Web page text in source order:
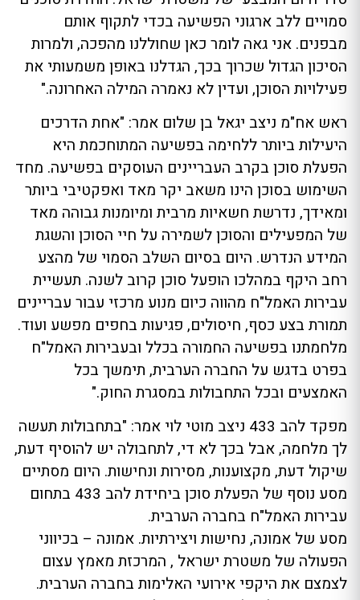
סמויים ללב ארגוני הפשיעה בכדי לתקוף אותם
מבפנים. אני גאה לומר כאן שחוללנו מהפכה, ולמרות
הסיכון הגדול שכרוך בכך, הגדלנו באופן משמעותי את
פעילויות הסוכן, ועדין לא נאמרה המילה האחרונה."
ראש אח"מ ניצב יגאל בן שלום אמר: "אחת הדרכים
היעילות ביותר ללחימה בפשיעה המתוחכמת היא
הפעלת סוכן בקרב העבריינים העוסקים בפשיעה. מחד
השימוש בסוכן הינו משאב יקר מאד ואפקטיבי ביותר
ומאידך, נדרשת חשאיות מרבית ומיומנות גבוהה מאד
של המפעילים והסוכן לשמירה על חיי הסוכן והשגת
המידע הנדרש. היום בסיום השלב הסמוי של מהצע
רחב היקף במהלכו הופעל סוכן קרוב לשנה. תעשיית
עבירות האמל"ח מהווה כיום מנוע מרכזי עבור עבריינים
תמורת בצע כסף, חיסולים, פגיעות בחפים מפשע ועוד.
מלחמתנו בפשיעה החמורה בכלל ובעבירות האמל"ח
בפרט בדגש על החברה הערבית, תימשך בכל
האמצעים ובכל התחבולות במסגרת החוק."
מפקד להב 433 ניצב מוטי לוי אמר: "בתחבולות תעשה
לך מלחמה, אבל בכך לא די, לתחבולה יש להוסיף דעת,
שיקול דעת, מקצוענות, מסירות ונחישות. היום מסתיים
מסע נוסף של הפעלת סוכן ביחידת להב 433 בתחום
עבירות האמל"ח בחברה הערבית.
מסע של אמונה, נחישות ויצירתיות. אמונה – בכיווני
הפעולה של משטרת ישראל , המרכזת מאמץ עצום
לצמצם את היקפי אירועי האלימות בחברה הערבית.